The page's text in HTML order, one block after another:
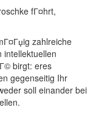
fГ¤hrt,
zahlreiche
intellektuellen
birgt: eres
gegenseitig Ihr
soll einander bei